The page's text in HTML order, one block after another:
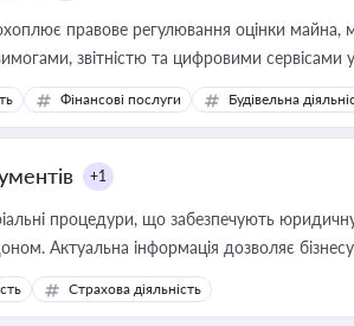
правове регулювання оцінки майна,
звітністю та цифровими сервісами
корисне для власника бізнесу,
державного майна, корпоративних угод і
Фінансові послуги Будівельна
+1
процедури, що забезпечують
Актуальна інформація дозволяє
та забезпечувати їх належне прийняття
Страхова діяльність